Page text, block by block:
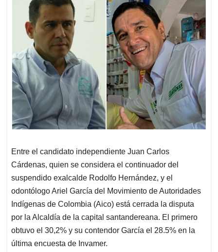
Entre el candidato independiente Juan Carlos
Cárdenas, quien se considera el continuador del
suspendido exalcalde Rodolfo Hernández, y el
odontólogo Ariel García del Movimiento de Autoridades
Indígenas de Colombia (Aico) está cerrada la disputa
por la Alcaldía de la capital santandereana. El primero
obtuvo el 30,2% y su contendor García el 28.5% en la
última encuesta de Invamer.